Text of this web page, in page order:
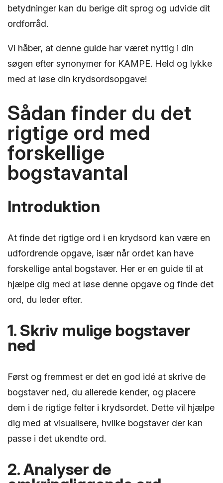
betydninger kan du berige dit sprog og udvide dit
ordforråd.
Vi håber, at denne guide har været nyttig i din
søgen efter synonymer for KAMPE. Held og lykke
med at løse din krydsordsopgave!
Sådan finder du det
rigtige ord med
forskellige
bogstavantal
Introduktion
At finde det rigtige ord i en krydsord kan være en
udfordrende opgave, især når ordet kan have
forskellige antal bogstaver. Her er en guide til at
hjælpe dig med at løse denne opgave og finde det
ord, du leder efter.
1. Skriv mulige bogstaver
ned
Først og fremmest er det en god idé at skrive de
bogstaver ned, du allerede kender, og placere
dem i de rigtige felter i krydsordet. Dette vil hjælpe
dig med at visualisere, hvilke bogstaver der kan
passe i det ukendte ord.
2. Analyser de